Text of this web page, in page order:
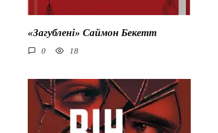
«Загублені» Саймон Бекетт
0 18